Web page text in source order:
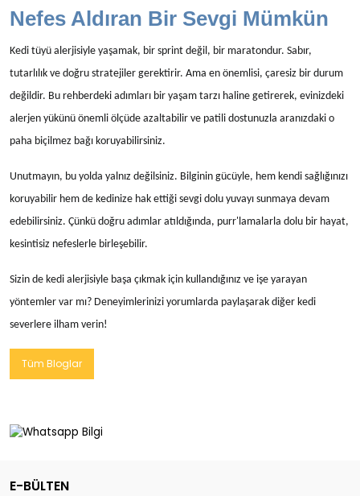
Nefes Aldıran Bir Sevgi Mümkün
Kedi tüyü alerjisiyle yaşamak, bir sprint değil, bir maratondur. Sabır,
tutarlılık ve doğru stratejiler gerektirir. Ama en önemlisi, çaresiz bir durum
değildir. Bu rehberdeki adımları bir yaşam tarzı haline getirerek, evinizdeki
alerjen yükünü önemli ölçüde azaltabilir ve patili dostunuzla aranızdaki o
paha biçilmez bağı koruyabilirsiniz.
Unutmayın, bu yolda yalnız değilsiniz. Bilginin gücüyle, hem kendi sağlığınızı
koruyabilir hem de kedinize hak ettiği sevgi dolu yuvayı sunmaya devam
edebilirsiniz. Çünkü doğru adımlar atıldığında, purr'lamalarla dolu bir hayat,
kesintisiz nefeslerle birleşebilir.
Sizin de kedi alerjisiyle başa çıkmak için kullandığınız ve işe yarayan
yöntemler var mı? Deneyimlerinizi yorumlarda paylaşarak diğer kedi
severlere ilham verin!
Tüm Bloglar
E-BÜLTEN